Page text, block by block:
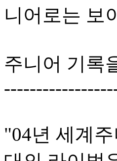
니어로는 보
주니어 기록
"04년 세계